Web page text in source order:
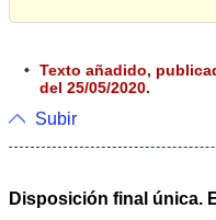
Texto añadido,
del 25/05/2020.
Subir
Disposición final única.